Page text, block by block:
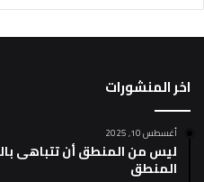
اخر المنشورات
أغسطس 10, 2025
ليس من المنطق أن تتباهى
المنطق